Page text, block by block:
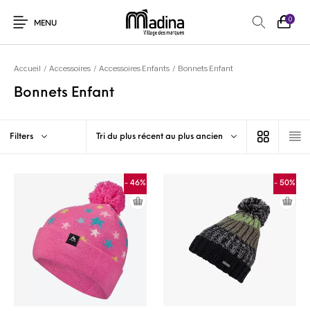
MENU
0
Accueil / Accessoires / Accessoires Enfants / Bonnets Enfant
Bonnets Enfant
Filters Tri du plus récent au plus ancien
- 46% - 50%